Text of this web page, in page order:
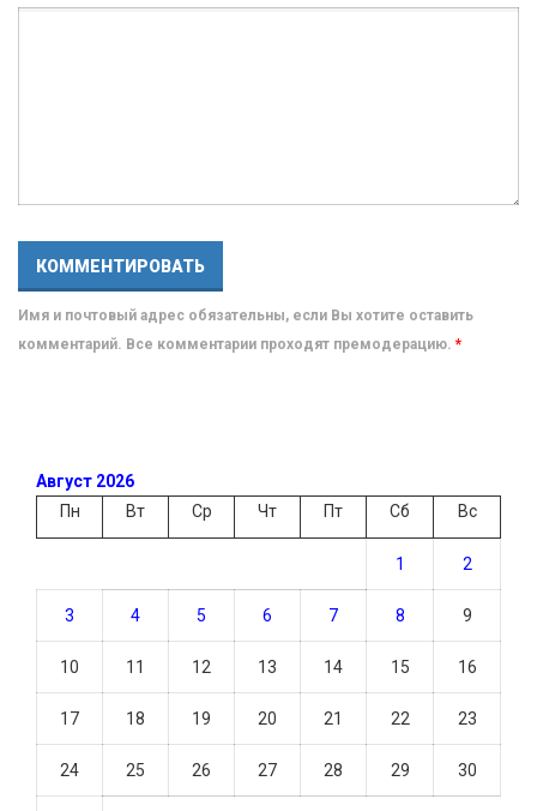
Имя и почтовый адрес обязательны, если Вы хотите оставить
комментарий. Все комментарии проходят премодерацию. *
Август 2026
Пн
Вт Ср Чт Пт Сб Вс
1 2
3 4 5 6 7 8 9
10 11 12 13 14 15 16
17 18 19 20 21 22 23
24 25 26 27 28 29 30